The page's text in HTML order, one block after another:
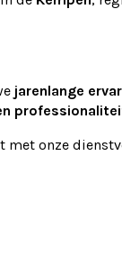
jarenlange
met onze